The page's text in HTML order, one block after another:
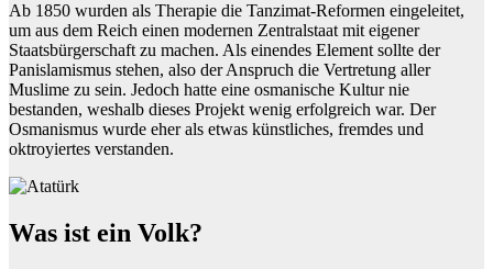
Ab 1850 wurden als Therapie die Tanzimat-Reformen eingeleitet,
um aus dem Reich einen modernen Zentralstaat mit eigener
Staatsbürgerschaft zu machen. Als einendes Element sollte der
Panislamismus stehen, also der Anspruch die Vertretung aller
Muslime zu sein. Jedoch hatte eine osmanische Kultur nie
bestanden, weshalb dieses Projekt wenig erfolgreich war. Der
Osmanismus wurde eher als etwas künstliches, fremdes und
oktroyiertes verstanden.
Was ist ein Volk?